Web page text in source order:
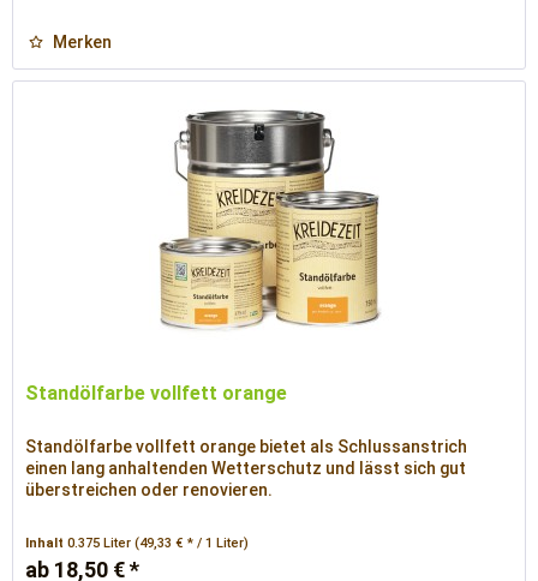
Merken
Standölfarbe vollfett orange
Standölfarbe vollfett orange bietet als Schlussanstrich
einen lang anhaltenden Wetterschutz und lässt sich gut
überstreichen oder renovieren.
Inhalt0.375 Liter(49,33 € * / 1 Liter)
ab 18,50 € *